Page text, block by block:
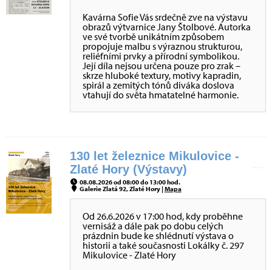
Kavárna Sofie Vás srdečně zve na výstavu
obrazů výtvarnice Jany Štolbové. Autorka
ve své tvorbě unikátním způsobem
propojuje malbu s výraznou strukturou,
reliéfními prvky a přírodní symbolikou.
Její díla nejsou určena pouze pro zrak –
skrze hluboké textury, motivy kapradin,
spirál a zemitých tónů diváka doslova
vtahují do světa hmatatelné harmonie.
130 let železnice Mikulovice -
Zlaté Hory (Výstavy)
08.08.2026 od 08:00 do 13:00 hod.
Galerie Zlatá 92, Zlaté Hory |Mapa
Od 26.6.2026 v 17:00 hod, kdy proběhne
vernisáž a dále pak po dobu celých
prázdnin bude ke shlédnutí výstava o
historii a také současnosti Lokálky č. 297
Mikulovice - Zlaté Hory